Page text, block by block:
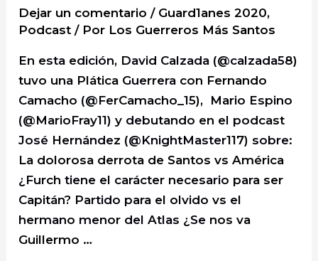
Dejar un comentario / Guard1anes 2020,
Podcast / Por Los Guerreros Más Santos
En esta edición, David Calzada (@calzada58)
tuvo una Plática Guerrera con Fernando
Camacho (@FerCamacho_15), Mario Espino
(@MarioFray11) y debutando en el podcast
José Hernández (@KnightMaster117) sobre:
La dolorosa derrota de Santos vs América
¿Furch tiene el carácter necesario para ser
Capitán? Partido para el olvido vs el
hermano menor del Atlas ¿Se nos va
Guillermo …